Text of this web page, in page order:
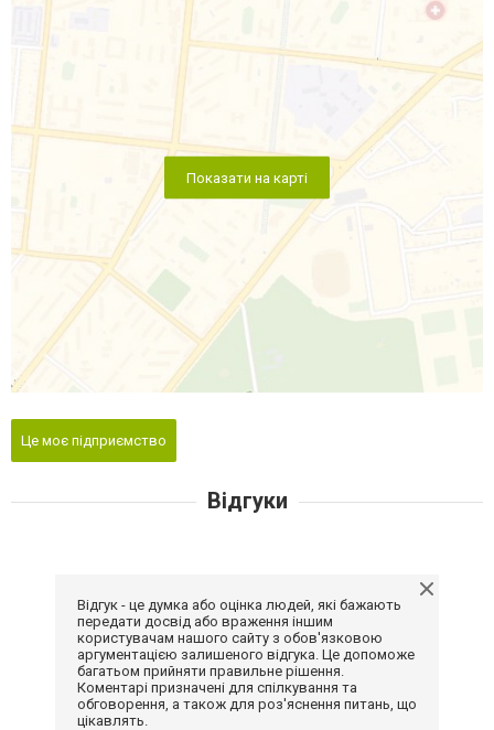
Показати на карті
Це моє підприємство
Відгуки
Відгук - це думка або оцінка людей, які бажають
передати досвід або враження іншим
користувачам нашого сайту з обов'язковою
аргументацією залишеного відгука. Це допоможе
багатьом прийняти правильне рішення.
Коментарі призначені для спілкування та
обговорення, а також для роз'яснення питань, що
цікавлять.